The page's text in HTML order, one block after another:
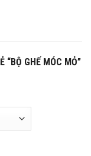
“BỘ GHẾ MÓC MỎ”